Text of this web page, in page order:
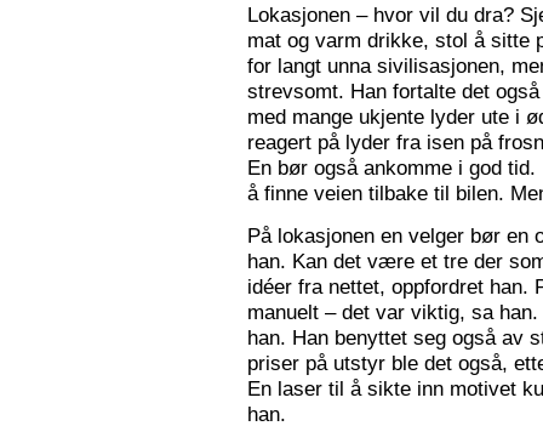
Lokasjonen – hvor vil du dra?
mat og varm drikke, stol å
for langt unna sivilisasjonen,
strevsomt. Han fortalte det
med mange ukjente lyder ute i
reagert på lyder fra isen på
En bør også ankomme i god
å finne veien tilbake til bilen.
På lokasjonen en velger bør en
han. Kan det være et tre der
idéer fra nettet, oppfordret han.
manuelt – det var viktig, sa
han. Han benyttet seg også av
priser på utstyr ble det også,
En laser til å sikte inn motivet
han.